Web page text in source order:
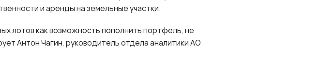
и аренды на земельные участки.
лотов как возможность пополнить портфель, не
Антон Чагин, руководитель отдела аналитики АО